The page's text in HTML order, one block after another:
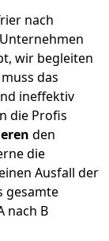
nach
wir begleiten
das
ineffektiv
die Profis
den
die
Ausfall der
gesamte
nach B